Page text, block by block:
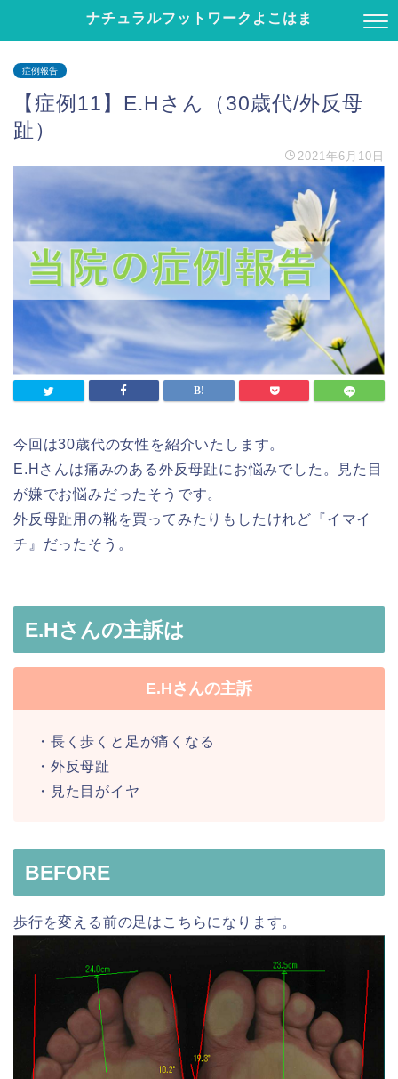
ナチュラルフットワークよこはま
症例報告
【症例11】E.Hさん（30歳代/外反母
趾）
2021年6月10日
今回は30歳代の女性を紹介いたします。
E.Hさんは痛みのある外反母趾にお悩みでした。見た目
が嫌でお悩みだったそうです。
外反母趾用の靴を買ってみたりもしたけれど『イマイ
チ』だったそう。
E.Hさんの主訴は
E.Hさんの主訴
・長く歩くと足が痛くなる
・外反母趾
・見た目がイヤ
BEFORE
歩行を変える前の足はこちらになります。